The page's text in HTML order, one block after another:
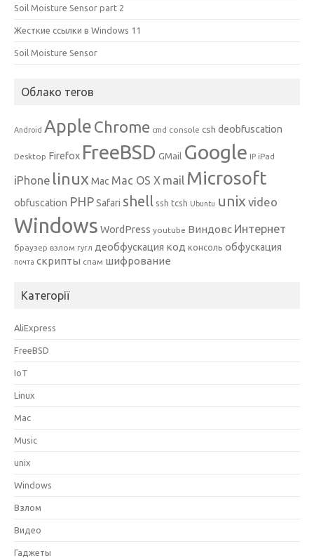
Soil Moisture Sensor part 2
Жесткие ссылки в Windows 11
Soil Moisture Sensor
Облако тегов
Android Apple Chrome cmd console csh deobfuscation
Desktop Firefox FreeBSD GMail Google IP iPad
iPhone linux Mac Mac OS X mail Microsoft
obfuscation PHPSafari shell ssh tcsh Ubuntu unix video
Windows WordPress youtube Виндовс Интернет
браузер взлом гугл деобфускация код консоль обфускация
почта скрипты спам шифрование
Категорії
AliExpress
FreeBSD
IoT
Linux
Mac
Music
unix
Windows
Взлом
Видео
Гаджеты